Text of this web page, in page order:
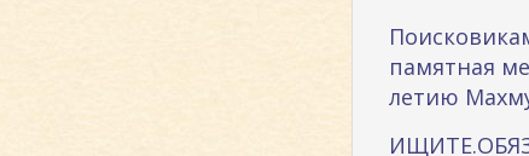
памятная
летию